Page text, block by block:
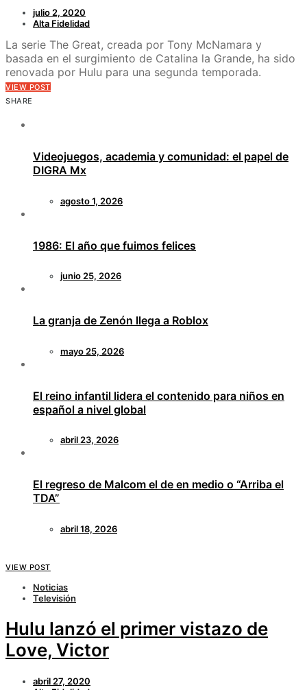
julio 2, 2020
Alta Fidelidad
La serie The Great, creada por Tony McNamara y
basada en el surgimiento de Catalina la Grande, ha sido
renovada por Hulu para una segunda temporada.
VIEW POST
SHARE
Videojuegos, academia y comunidad: el papel de
DIGRA Mx
agosto 1, 2026
1986: El año que fuimos felices
junio 25, 2026
La granja de Zenón llega a Roblox
mayo 25, 2026
El reino infantil lidera el contenido para niños en
español a nivel global
abril 23, 2026
El regreso de Malcom el de en medio o “Arriba el
TDA”
abril 18, 2026
VIEW POST
Noticias
Televisión
Hulu lanzó el primer vistazo de
Love, Victor
abril 27, 2020